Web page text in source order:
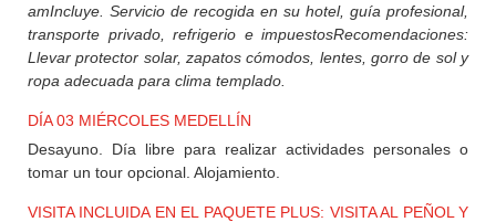
amIncluye. Servicio de recogida en su hotel, guía profesional,
transporte privado, refrigerio e impuestosRecomendaciones:
Llevar protector solar, zapatos cómodos, lentes, gorro de sol y
ropa adecuada para clima templado.
DÍA 03 MIÉRCOLES MEDELLÍN
Desayuno. Día libre para realizar actividades personales o
tomar un tour opcional. Alojamiento.
VISITA INCLUIDA EN EL PAQUETE PLUS: VISITA AL PEÑOL Y